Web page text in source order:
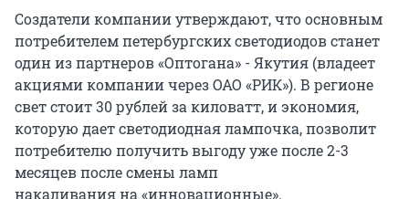
Создатели компании утверждают, что основным
потребителем петербургских светодиодов станет
один из партнеров «Оптогана» - Якутия (владеет
акциями компании через ОАО «РИК»). В регионе
свет стоит 30 рублей за киловатт, и экономия,
которую дает светодиодная лампочка, позволит
потребителю получить выгоду уже после 2-3
месяцев после смены ламп
накаливания на «инновационные».